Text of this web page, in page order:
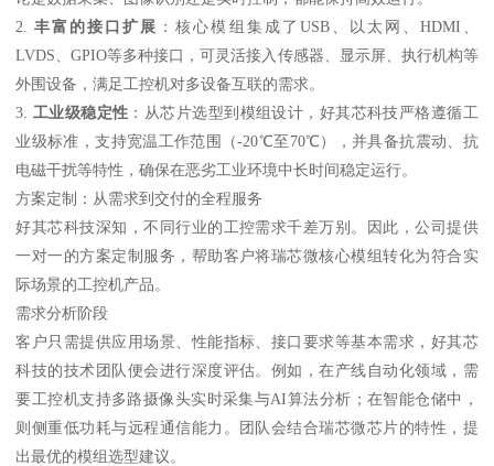
2.丰富的接口扩展 ：核心模组集成了USB、以太网、HDMI、
LVDS、GPIO等多种接口，可灵活接入传感器、显示屏、执行机构等
外围设备，满足工控机对多设备互联的需求。
3. 工业级稳定性 ：从芯片选型到模组设计，好其芯科技严格遵循工
业级标准，支持宽温工作范围（-20℃至70℃），并具备抗震动、抗
电磁干扰等特性，确保在恶劣工业环境中长时间稳定运行。
方案定制：从需求到交付的全程服务
好其芯科技深知，不同行业的工控需求千差万别。因此，公司提供
一对一的方案定制服务，帮助客户将瑞芯微核心模组转化为符合实
际场景的工控机产品。
需求分析阶段
客户只需提供应用场景、性能指标、接口要求等基本需求，好其芯
科技的技术团队便会进行深度评估。例如，在产线自动化领域，需
要工控机支持多路摄像头实时采集与AI算法分析；在智能仓储中，
则侧重低功耗与远程通信能力。团队会结合瑞芯微芯片的特性，提
出最优的模组选型建议。